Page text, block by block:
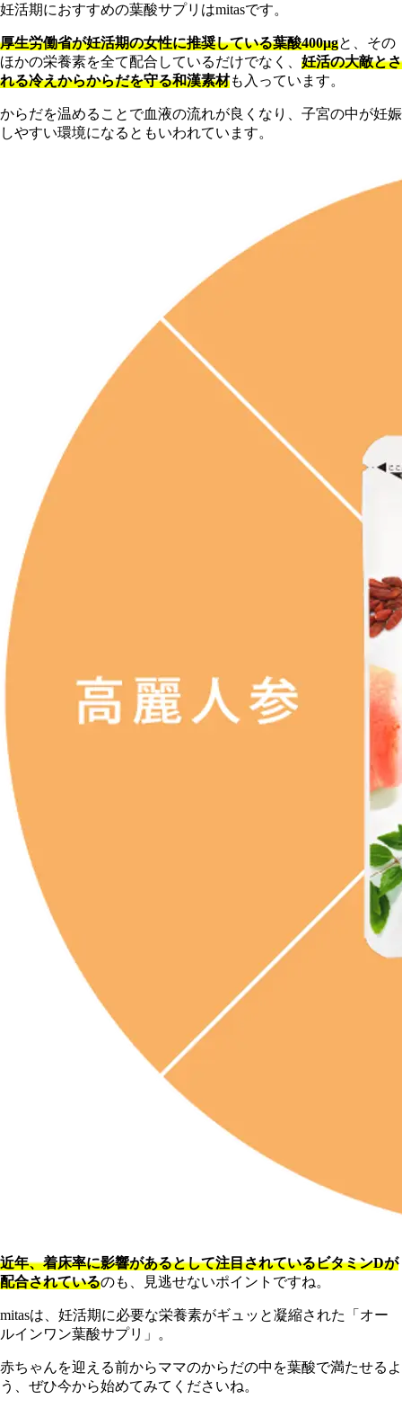
妊活期におすすめの葉酸サプリはmitasです。
厚生労働省が妊活期の女性に推奨している葉酸400μgと、その
ほかの栄養素を全て配合しているだけでなく、 妊活の大敵とさ
れる冷えからからだを守る和漢素材も入っています。
からだを温めることで血液の流れが良くなり、子宮の中が妊娠
しやすい環境になるともいわれています。
近年、着床率に影響があるとして注目されているビタミンDが
配合されているのも、見逃せないポイントですね。
mitasは、妊活期に必要な栄養素がギュッと凝縮された「オー
ルインワン葉酸サプリ」。
赤ちゃんを迎える前からママのからだの中を葉酸で満たせるよ
う、ぜひ今から始めてみてくださいね。